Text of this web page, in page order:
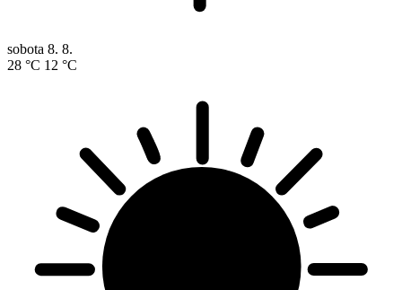
sobota 8. 8.
28 °C 12 °C